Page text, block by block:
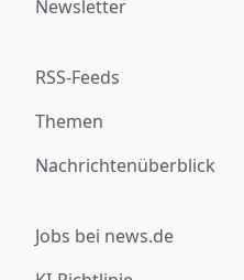
Newsletter
RSS-Feeds
Themen
Nachrichtenüberblick
Jobs bei news.de